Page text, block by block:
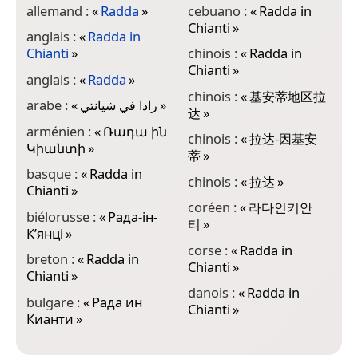
allemand :«Radda»
anglais :«Radda in
Chianti»
anglais :«Radda»
arabe :«رادا في شيانتي»
arménien :«Ռադա ին
Կիանտի»
basque :«Radda in
Chianti»
biélorusse :«Рада-ін-
К’янці»
breton :«Radda in
Chianti»
bulgare :«Рада ин
Кианти»
cebuano :«Radda in
Chianti»
chinois :«Radda in
Chianti»
chinois :«基安蒂地区拉
达»
chinois :«拉达-因基安
蒂»
chinois :«拉达»
coréen :«라다인키안
티 »
corse :«Radda in
Chianti»
danois :«Radda in
Chianti»